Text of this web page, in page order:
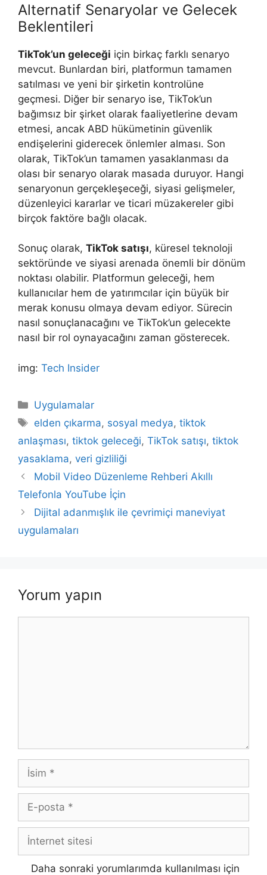
Alternatif Senaryolar ve Gelecek
Beklentileri
TikTok’un geleceği için birkaç farklı senaryo
mevcut. Bunlardan biri, platformun tamamen
satılması ve yeni bir şirketin kontrolüne
geçmesi. Diğer bir senaryo ise, TikTok’un
bağımsız bir şirket olarak faaliyetlerine devam
etmesi, ancak ABD hükümetinin güvenlik
endişelerini giderecek önlemler alması. Son
olarak, TikTok’un tamamen yasaklanması da
olası bir senaryo olarak masada duruyor. Hangi
senaryonun gerçekleşeceği, siyasi gelişmeler,
düzenleyici kararlar ve ticari müzakereler gibi
birçok faktöre bağlı olacak.
Sonuç olarak, TikTok satışı, küresel teknoloji
sektöründe ve siyasi arenada önemli bir dönüm
noktası olabilir. Platformun geleceği, hem
kullanıcılar hem de yatırımcılar için büyük bir
merak konusu olmaya devam ediyor. Sürecin
nasıl sonuçlanacağını ve TikTok’un gelecekte
nasıl bir rol oynayacağını zaman gösterecek.
img: Tech Insider
Kategoriler
Uygulamalar
Etiketler
elden çıkarma, sosyal medya,tiktok
anlaşması, tiktok geleceği, TikTok satışı, tiktok
yasaklama, veri gizliliği
Yazı
dolaşımı
Mobil Video Düzenleme Rehberi Akıllı
Telefonla YouTube İçin
Dijital adanmışlık ile çevrimiçi maneviyat
uygulamaları
Yorum yapın
İsim
posta
İnternet
sitesi
Daha sonraki yorumlarımda kullanılması için